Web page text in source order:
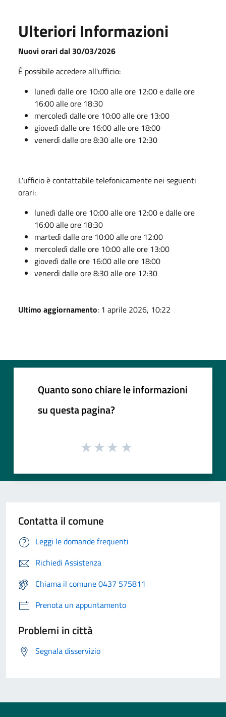
Ulteriori Informazioni
Nuovi orari dal 30/03/2026
È possibile accedere all'ufficio:
lunedì dalle ore 10:00 alle ore 12:00 e dalle ore
16:00 alle ore 18:30
mercoledì dalle ore 10:00 alle ore 13:00
giovedì dalle ore 16:00 alle ore 18:00
venerdì dalle ore 8:30 alle ore 12:30
L'ufficio è contattabile telefonicamente nei seguenti
orari:
lunedì dalle ore 10:00 alle ore 12:00 e dalle ore
16:00 alle ore 18:30
martedì dalle ore 10:00 alle ore 12:00
mercoledì dalle ore 10:00 alle ore 13:00
giovedì dalle ore 16:00 alle ore 18:00
venerdì dalle ore 8:30 alle ore 12:30
Ultimo aggiornamento: 1 aprile 2026, 10:22
Quanto sono chiare le informazioni
su questa pagina?
Contatta il comune
Leggi le domande frequenti
Richiedi Assistenza
Chiama il comune 0437 575811
Prenota un appuntamento
Problemi in città
Segnala disservizio